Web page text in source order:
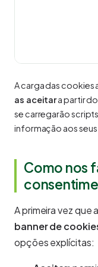
A carga das cookies
as aceitara partir
se carregarão
informação aos seus
Como nos
A primeira vez que
banner de
opções explícitas: